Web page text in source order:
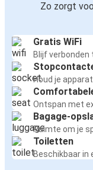
Zo zorgt
Gratis WiFi
Blijf verbonden
Houd je
Ontspan met
Bagage-
Ruimte om je
Toiletten
Beschikbaar in